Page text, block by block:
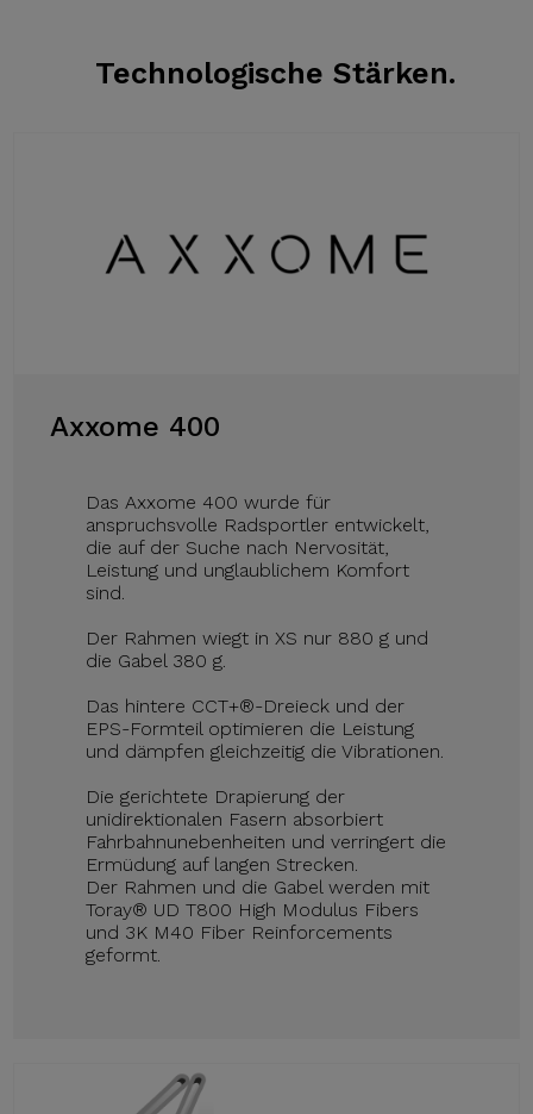
Technologische Stärken.
Axxome 400
Das Axxome 400 wurde für
anspruchsvolle Radsportler entwickelt,
die auf der Suche nach Nervosität,
Leistung und unglaublichem Komfort
sind.
Der Rahmen wiegt in XS nur 880 g und
die Gabel 380 g.
Das hintere CCT+®-Dreieck und der
EPS-Formteil optimieren die Leistung
und dämpfen gleichzeitig die Vibrationen.
Die gerichtete Drapierung der
unidirektionalen Fasern absorbiert
Fahrbahnunebenheiten und verringert die
Ermüdung auf langen Strecken.
Der Rahmen und die Gabel werden mit
Toray® UD T800 High Modulus Fibers
und 3K M40 Fiber Reinforcements
geformt.